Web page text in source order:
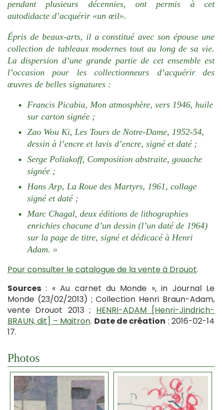
pendant plusieurs décennies, ont permis à cet
autodidacte d’acquérir «un œil».
Épris de beaux-arts, il a constitué avec son épouse une
collection de tableaux modernes tout au long de sa vie.
La dispersion d’une grande partie de cet ensemble est
l’occasion pour les collectionneurs d’acquérir des
œuvres de belles signatures :
Francis Picabia, Mon atmosphère, vers 1946, huile
sur carton signée ;
Zao Wou Ki, Les Tours de Notre-Dame, 1952-54,
dessin à l’encre et lavis d’encre, signé et daté ;
Serge Poliakoff, Composition abstraite, gouache
signée ;
Hans Arp, La Roue des Martyrs, 1961, collage
signé et daté ;
Marc Chagal, deux éditions de lithographies
enrichies chacune d’un dessin (l’un daté de 1964)
sur la page de titre, signé et dédicacé à Henri
Adam. »
Pour consulter le catalogue de la vente à Drouot.
Sources : « Au carnet du Monde », in Journal Le
Monde (23/02/2013) ; Collection Henri Braun-Adam,
vente Drouot 2013 ; HENRI-ADAM [Henri-Jindrich-
BRAUN, dit] – Maitron. Date de création : 2016-02-14
17.
Photos